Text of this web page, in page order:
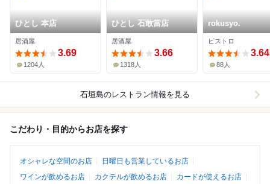
ひとし 本店
居酒屋
3.69
1204人
ひとし 石敢當店
居酒屋
3.66
1318人
rokusyo.
ビストロ
3.64
88人
石垣島のレストラン情報を見る
こだわり・目的からお店を探す
オシャレな空間のお店
日曜日も営業しているお店
ワインが飲めるお店
カクテルが飲めるお店
カードが使えるお店